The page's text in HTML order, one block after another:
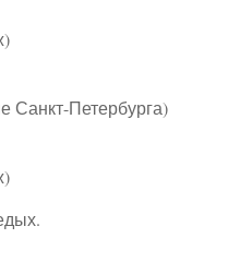
Санкт-Петербурга)